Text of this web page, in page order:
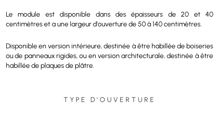
Le module est disponible dans des épaisseurs de 20 et 40
centimètres et a une largeur d'ouverture de 50 à 140 centimètres.
Disponible en version intérieure, destinée à être habillée de boiseries
ou de panneaux rigides, ou en version architecturale, destinée à être
habillée de plaques de plâtre.
TYPE D'OUVERTURE